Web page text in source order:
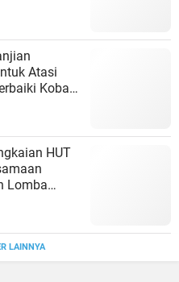
Atasi
Kobak
HUT
Lomba
LAINNYA